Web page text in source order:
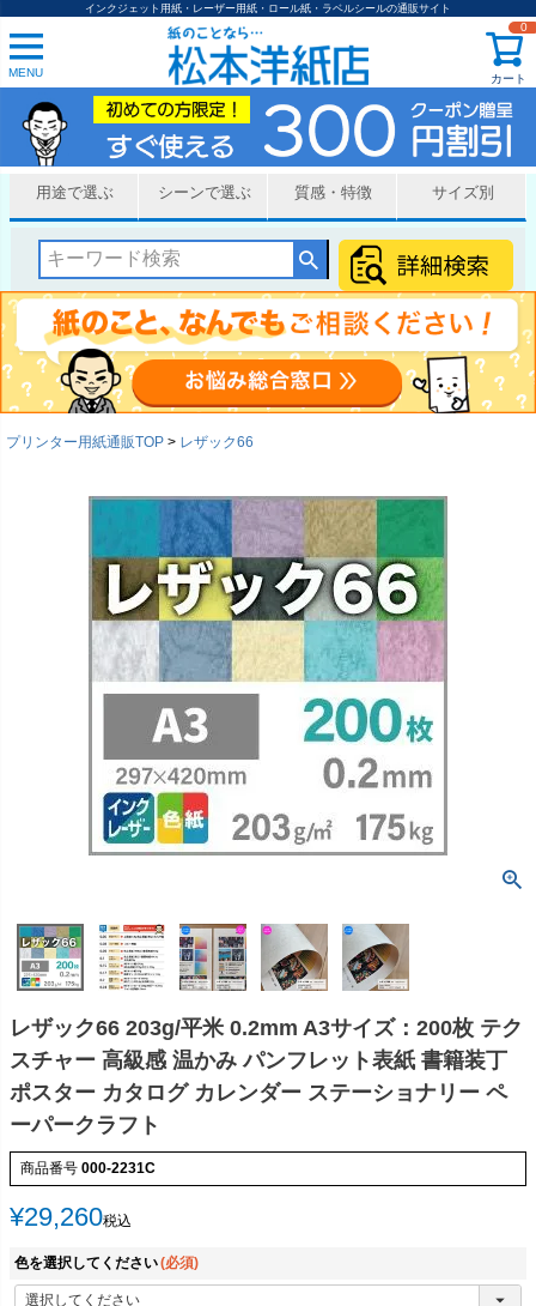
インクジェット用紙・レーザー用紙・ロール紙・ラベルシールの通販サイト
MENU カート
0
用途で選ぶ シーンで選ぶ 質感・特徴 サイズ別
プリンター用紙通販TOP レザック66
レザック66 203g/平米 0.2mm A3サイズ：200枚 テク
スチャー 高級感 温かみ パンフレット表紙 書籍装丁
ポスター カタログ カレンダー ステーショナリー ペ
ーパークラフト
商品番号 000-2231C
¥29,260税込
色を選択してください(必須)